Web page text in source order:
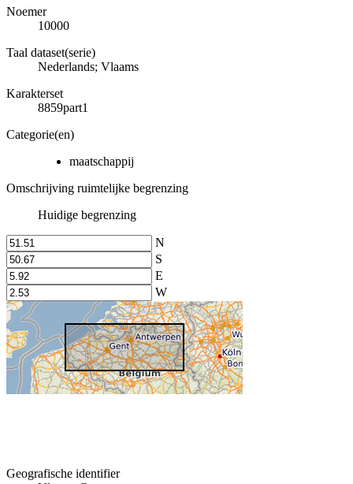
Noemer
10000
Taal dataset(serie)
Nederlands; Vlaams
Karakterset
8859part1
Categorie(en)
maatschappij
Omschrijving ruimtelijke begrenzing
Huidige begrenzing
N
S
E
W
Geografische identifier